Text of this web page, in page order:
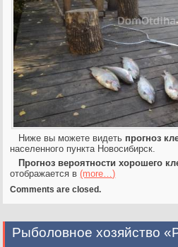
Ниже вы можете видеть прогноз
населенного пункта Новосибирск.
Прогноз вероятности хорошего
отображается в(more…)
Comments are closed.
Рыболовное хозяйство